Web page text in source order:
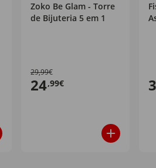
Zoko Be Glam - Torre
de Bijuteria 5 em 1
29,99€
24,99€